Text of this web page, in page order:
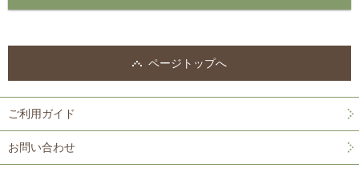
ページトップへ
ご利用ガイド
お問い合わせ